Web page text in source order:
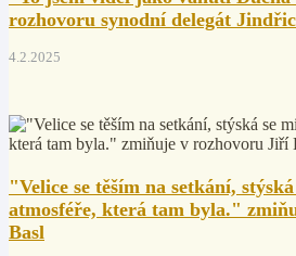
rozhovoru synodní delegát
4.2.2025
"Velice se těším na setkání,
atmosféře, která tam byla."
Basl